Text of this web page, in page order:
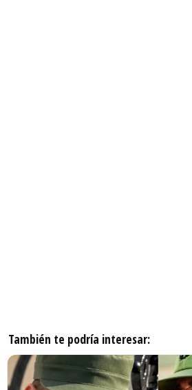
También te podría interesar: